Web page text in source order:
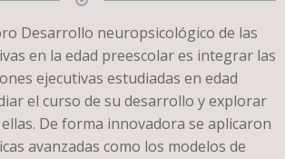
Desarrollo neuropsicológico de las
en la edad preescolar es integrar las
ejecutivas estudiadas en edad
el curso de su desarrollo y explorar
De forma innovadora se aplicaron
avanzadas como los modelos de